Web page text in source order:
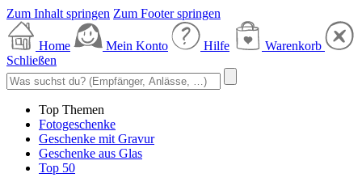
Zum Inhalt springen Zum Footer springen
Home Mein Konto Hilfe
Warenkorb
Schließen
Top Themen
Fotogeschenke
Geschenke mit Gravur
Geschenke aus Glas
Top 50